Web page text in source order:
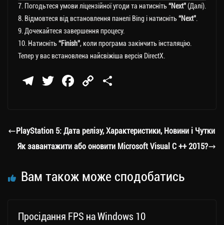
7. Погодьтеся умови ліцензійної угоди та натисніть“Next”(Далі).
8. Відмовтеся від встановлення панелі Bing і натисніть“Next”
9. Дочекайтеся завершення процесу.
10. Натисніть“Finish”, коли програма закінчить інсталяцію.
Тепер у вас встановлена ​​найсвіжіша версія DirectX.
Te
a
m
T
er
Fa
ok
C
Li
nk
ли
ти
PlayStation 5: Дата релізу, Характеристики, Новини і Чутки
Як завантажити або оновити Microsoft Visual C ++ 2015?
Вам також може сподобатись
Просідання FPS на Windows 10